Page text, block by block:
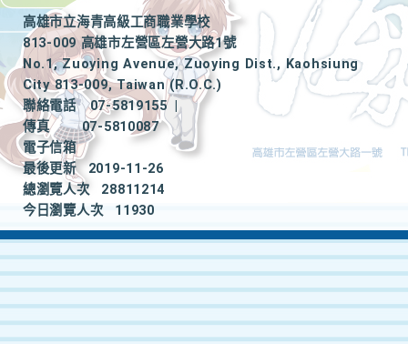
高雄市立海青高級工商職業學校
813-009 高雄市左營區左營大路1號
No.1, Zuoying Avenue, Zuoying Dist., Kaohsiung
City 813-009, Taiwan (R.O.C.)
聯絡電話
07-5819155
|
傳真
07-5810087
電子信箱
最後更新
2019-11-26
總瀏覽人次
28811214
今日瀏覽人次
11930